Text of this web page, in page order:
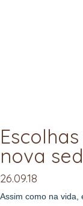
nova
26.09.18
Assim como na vida,